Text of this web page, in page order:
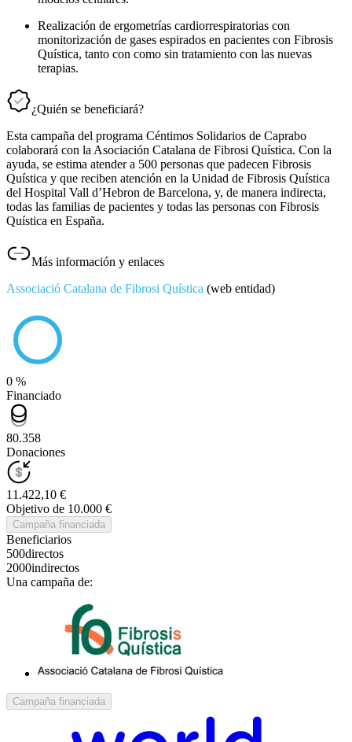
Realización de ergometrías cardiorrespiratorias con
monitorización de gases espirados en pacientes con Fibrosis
Quística, tanto con como sin tratamiento con las nuevas
terapias.
¿Quién se beneficiará?
Esta campaña del programa Céntimos Solidarios de Caprabo
colaborará con la Asociación Catalana de Fibrosi Quística. Con la
ayuda, se estima atender a 500 personas que padecen Fibrosis
Quística y que reciben atención en la Unidad de Fibrosis Quística
del Hospital Vall d’Hebron de Barcelona, y, de manera indirecta,
todas las familias de pacientes y todas las personas con Fibrosis
Quística en España.
Más información y enlaces
Associació Catalana de Fibrosi Quística (web entidad)
0 %
Financiado
80.358
Donaciones
11.422,10 €
Objetivo de 10.000 €
Campaña financiada
Beneficiarios
500directos
2000indirectos
Una campaña de:
Campaña financiada